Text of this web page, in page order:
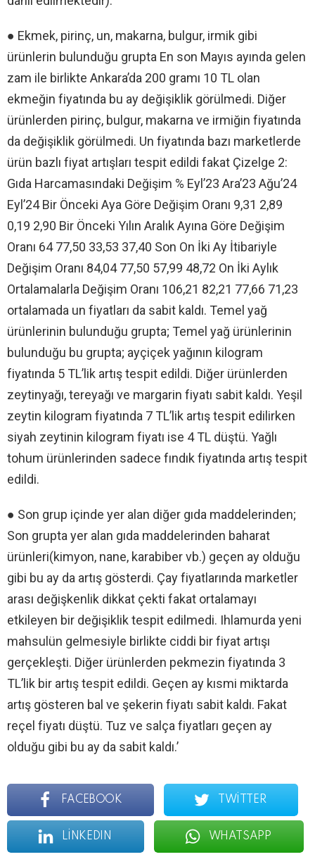
● Ekmek, pirinç, un, makarna, bulgur, irmik gibi
ürünlerin bulunduğu grupta En son Mayıs ayında gelen
zam ile birlikte Ankara’da 200 gramı 10 TL olan
ekmeğin fiyatında bu ay değişiklik görülmedi. Diğer
ürünlerden pirinç, bulgur, makarna ve irmiğin fiyatında
da değişiklik görülmedi. Un fiyatında bazı marketlerde
ürün bazlı fiyat artışları tespit edildi fakat Çizelge 2:
Gıda Harcamasındaki Değişim % Eyl’23 Ara’23 Ağu’24
Eyl’24 Bir Önceki Aya Göre Değişim Oranı 9,31 2,89
0,19 2,90 Bir Önceki Yılın Aralık Ayına Göre Değişim
Oranı 64 77,50 33,53 37,40 Son On İki Ay İtibariyle
Değişim Oranı 84,04 77,50 57,99 48,72 On İki Aylık
Ortalamalarla Değişim Oranı 106,21 82,21 77,66 71,23
ortalamada un fiyatları da sabit kaldı. Temel yağ
ürünlerinin bulunduğu grupta; Temel yağ ürünlerinin
bulunduğu bu grupta; ayçiçek yağının kilogram
fiyatında 5 TL’lik artış tespit edildi. Diğer ürünlerden
zeytinyağı, tereyağı ve margarin fiyatı sabit kaldı. Yeşil
zeytin kilogram fiyatında 7 TL’lik artış tespit edilirken
siyah zeytinin kilogram fiyatı ise 4 TL düştü. Yağlı
tohum ürünlerinden sadece fındık fiyatında artış tespit
edildi.
● Son grup içinde yer alan diğer gıda maddelerinden;
Son grupta yer alan gıda maddelerinden baharat
ürünleri(kimyon, nane, karabiber vb.) geçen ay olduğu
gibi bu ay da artış gösterdi. Çay fiyatlarında marketler
arası değişkenlik dikkat çekti fakat ortalamayı
etkileyen bir değişiklik tespit edilmedi. Ihlamurda yeni
mahsulün gelmesiyle birlikte ciddi bir fiyat artışı
gerçekleşti. Diğer ürünlerden pekmezin fiyatında 3
TL’lik bir artış tespit edildi. Geçen ay kısmi miktarda
artış gösteren bal ve şekerin fiyatı sabit kaldı. Fakat
reçel fiyatı düştü. Tuz ve salça fiyatları geçen ay
olduğu gibi bu ay da sabit kaldı.’
FACEBOOK TWITTER
LINKEDIN WHATSAPP